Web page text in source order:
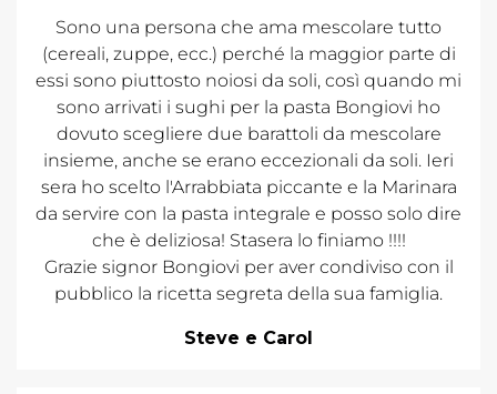
Sono una persona che ama mescolare tutto
(cereali, zuppe, ecc.) perché la maggior parte di
essi sono piuttosto noiosi da soli, così quando mi
sono arrivati i sughi per la pasta Bongiovi ho
dovuto scegliere due barattoli da mescolare
insieme, anche se erano eccezionali da soli. Ieri
sera ho scelto l'Arrabbiata piccante e la Marinara
da servire con la pasta integrale e posso solo dire
che è deliziosa! Stasera lo finiamo !!!!
Grazie signor Bongiovi per aver condiviso con il
pubblico la ricetta segreta della sua famiglia.
Steve e Carol